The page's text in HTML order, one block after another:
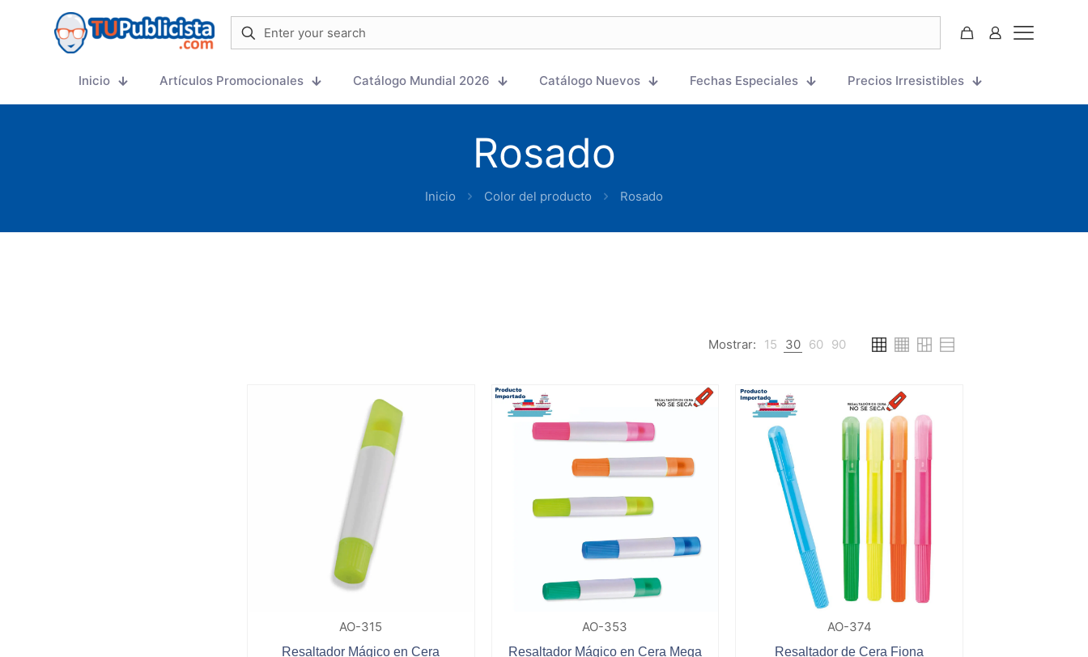
Inicio Artículos Promocionales Catálogo Mundial 2026 Catálogo Nuevos Fechas Especiales Precios Irresistibles
Rosado
Inicio Color del producto Rosado
Mostrar: 15 30 60 90
AO-315
Resaltador Mágico en Cera
AO-353
Resaltador Mágico en Cera Mega
AO-374
Resaltador de Cera Fiona